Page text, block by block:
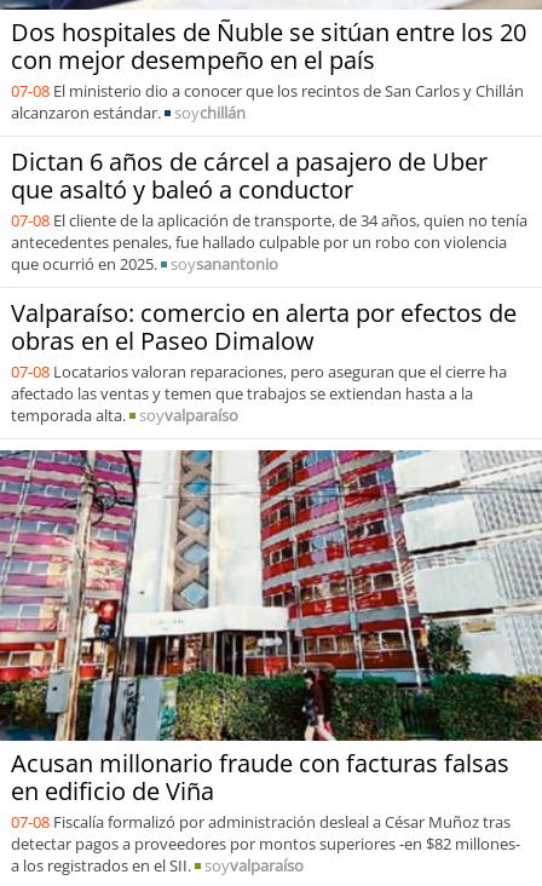
Dos hospitales de Ñuble se sitúan entre los 20
con mejor desempeño en el país
07-08 El ministerio dio a conocer que los recintos de San Carlos y Chillán
alcanzaron estándar.
soychillán
Dictan 6 años de cárcel a pasajero de Uber
que asaltó y baleó a conductor
07-08 El cliente de la aplicación de transporte, de 34 años, quien no tenía
antecedentes penales, fue hallado culpable por un robo con violencia
que ocurrió en 2025.
soysanantonio
Valparaíso: comercio en alerta por efectos de
obras en el Paseo Dimalow
07-08 Locatarios valoran reparaciones, pero aseguran que el cierre ha
afectado las ventas y temen que trabajos se extiendan hasta a la
temporada alta.
soyvalparaíso
Acusan millonario fraude con facturas falsas
en edificio de Viña
07-08 Fiscalía formalizó por administración desleal a César Muñoz tras
detectar pagos a proveedores por montos superiores -en $82 millones-
a los registrados en el SII.
soyvalparaíso